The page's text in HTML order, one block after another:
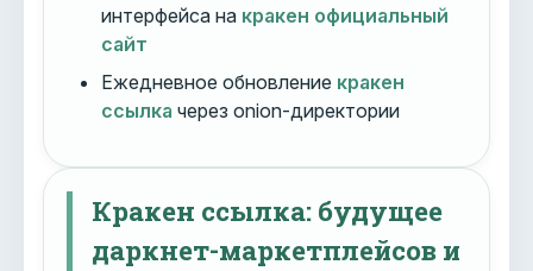
интерфейса на кракен официальный
сайт
Ежедневное обновление кракен
ссылка через onion-директории
Кракен ссылка: будущее
даркнет-маркетплейсов и